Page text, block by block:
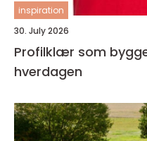
inspiration
30. July 2026
Profilklær som
hverdagen